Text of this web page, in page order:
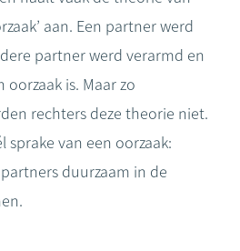
aan. Een partner werd
partner werd verarmd en
is. Maar zo
rechters deze theorie niet.
sprake van een oorzaak:
duurzaam in de